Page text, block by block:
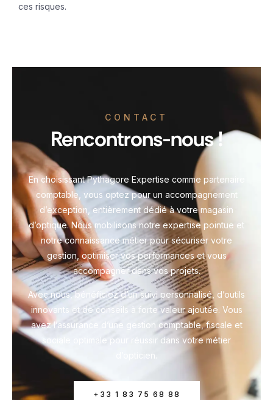
ces risques.
CONTACT
Rencontrons-nous !
En choisissant Pythagore Expertise comme partenaire
comptable, vous optez pour un accompagnement
d’exception, entièrement dédié à votre magasin
d’optique. Nous mobilisons notre expertise pointue et
notre connaissance métier pour sécuriser votre
gestion, optimiser vos performances et vous
accompagner dans vos projets.
Avec nous, bénéficiez d’un suivi personnalisé, d’outils
innovants et de conseils à forte valeur ajoutée. Vous
avez l’assurance d’une gestion comptable, fiscale et
sociale optimale pour réussir dans votre métier
d’opticien.
+33 1 83 75 68 88